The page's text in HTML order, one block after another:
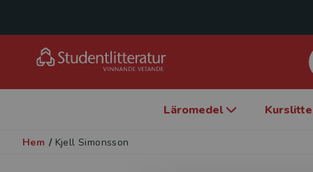
Läromedel
Hem / Kjell Simonsson